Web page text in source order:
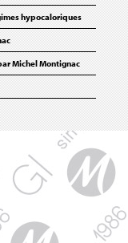
hypocaloriques
Michel Montignac